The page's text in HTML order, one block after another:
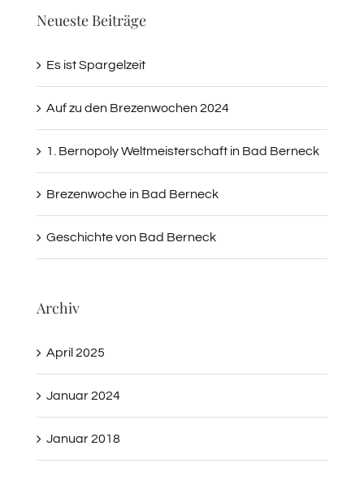
Neueste Beiträge
Es ist Spargelzeit
Auf zu den Brezenwochen 2024
1. Bernopoly Weltmeisterschaft in Bad Berneck
Brezenwoche in Bad Berneck
Geschichte von Bad Berneck
Archiv
April 2025
Januar 2024
Januar 2018